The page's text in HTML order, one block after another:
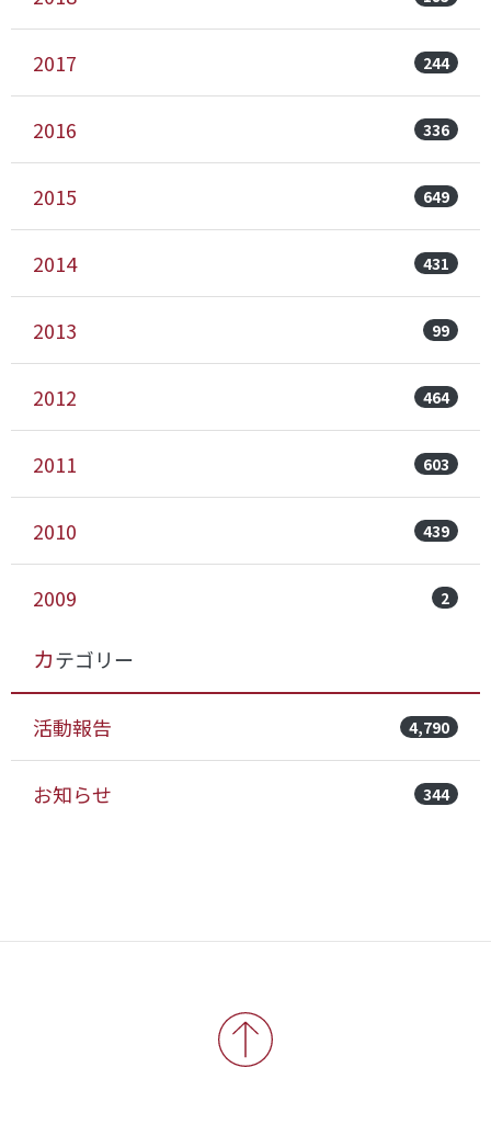
2017 244
2016 336
2015 649
2014 431
2013 99
2012 464
2011 603
2010 439
2009 2
カテゴリー
活動報告 4,790
お知らせ 344